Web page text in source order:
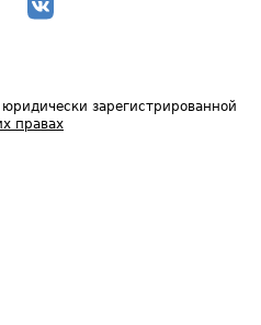
зарегистрированной
правах